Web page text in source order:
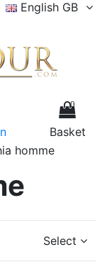
English GB
0
Basket
homme
Select